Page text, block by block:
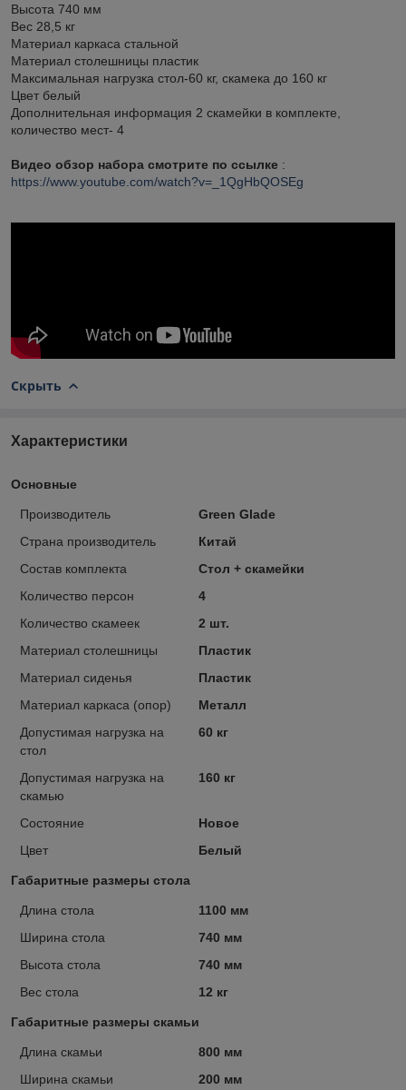
Высота 740 мм
Вес 28,5 кг
Материал каркаса стальной
Материал столешницы пластик
Максимальная нагрузка стол-60 кг, скамека до 160 кг
Цвет белый
Дополнительная информация 2 скамейки в комплекте,
количество мест- 4
Видео обзор набора смотрите по ссылке :
https://www.youtube.com/watch?v=_1QgHbQOSEg
Скрыть
Характеристики
Основные
Производитель
Green Glade
Страна производитель
Китай
Состав комплекта
Стол + скамейки
Количество персон
4
Количество скамеек
2 шт.
Материал столешницы
Пластик
Материал сиденья
Пластик
Материал каркаса (опор)
Металл
Допустимая нагрузка на
стол
60 кг
Допустимая нагрузка на
скамью
160 кг
Состояние
Новое
Цвет
Белый
Габаритные размеры стола
Длина стола
1100 мм
Ширина стола
740 мм
Высота стола
740 мм
Вес стола
12 кг
Габаритные размеры скамьи
Длина скамьи
800 мм
Ширина скамьи
200 мм